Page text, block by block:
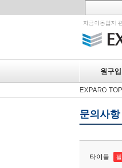
자금이동업자
원구
EXPARO TOP
문의사항
타이틀